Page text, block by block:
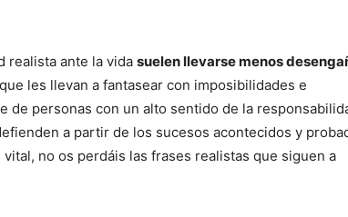
realista ante la vida suelen llevarse menos
que les llevan a fantasear con imposibilidades e
de personas con un alto sentido de la
a partir de los sucesos acontecidos y
no os perdáis las frases realistas que siguen a